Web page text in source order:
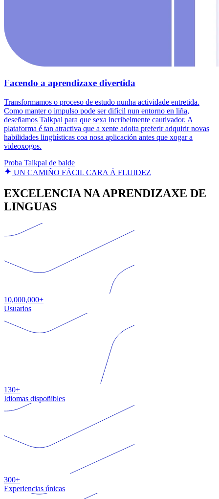
Facendo a aprendizaxe divertida
Transformamos o proceso de estudo nunha actividade entretida.
Como manter o impulso pode ser difícil nun entorno en liña,
deseñamos Talkpal para que sexa incribelmente cautivador. A
plataforma é tan atractiva que a xente adoita preferir adquirir novas
habilidades lingüísticas coa nosa aplicación antes que xogar a
videoxogos.
Proba Talkpal de balde
UN CAMIÑO FÁCIL CARA Á FLUIDEZ
EXCELENCIA NA APRENDIZAXE DE
LINGUAS
10,000,000+
Usuarios
130+
Idiomas dispoñibles
300+
Experiencias únicas